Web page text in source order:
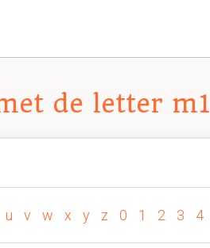
de letter m1
u v w x y z 0 1 2 3 4